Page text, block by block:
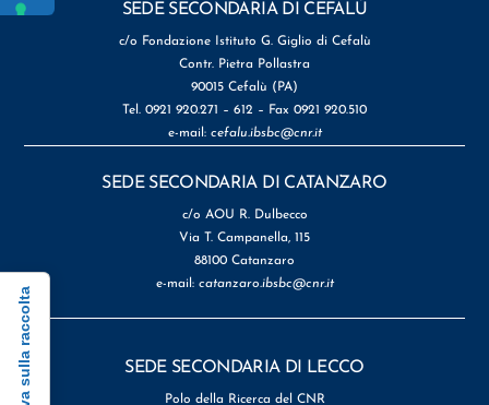
SEDE SECONDARIA DI CEFALÙ
c/o Fondazione Istituto G. Giglio di Cefalù
Contr. Pietra Pollastra
90015 Cefalù (PA)
Tel. 0921 920.271 – 612 – Fax 0921 920.510
e-mail: cefalu.ibsbc@cnr.it
SEDE SECONDARIA DI CATANZARO
c/o AOU R. Dulbecco
Via T. Campanella, 115
88100 Catanzaro
e-mail: catanzaro.ibsbc@cnr.it
SEDE SECONDARIA DI LECCO
Polo della Ricerca del CNR